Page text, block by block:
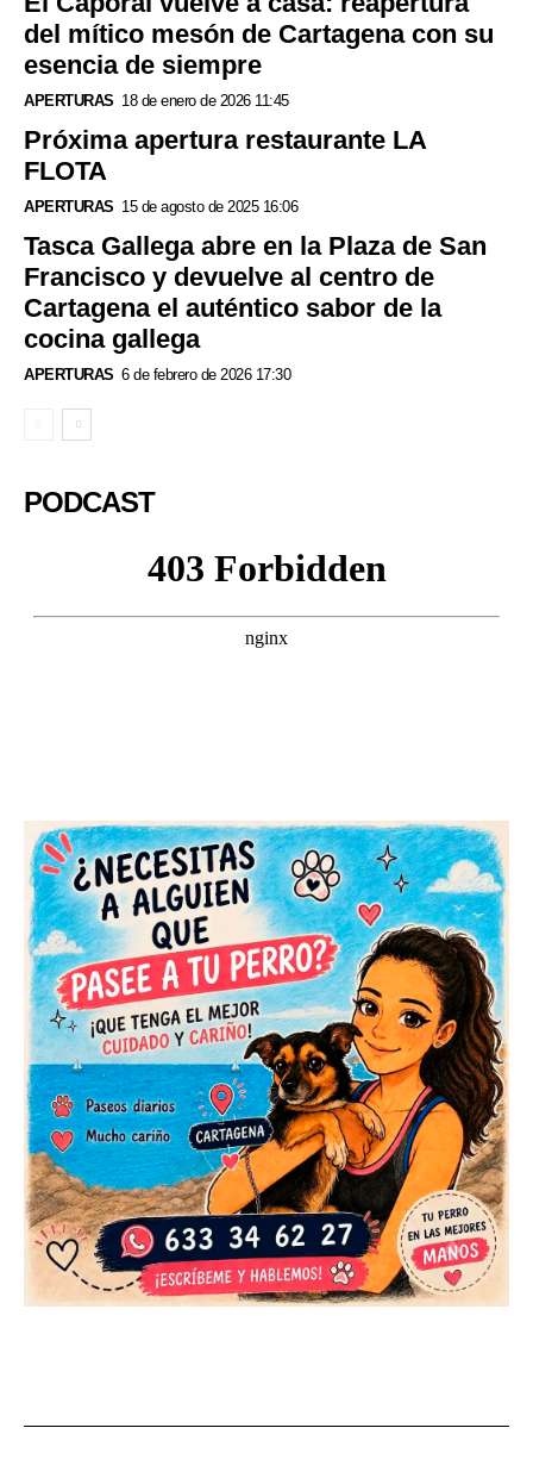
del mítico mesón de Cartagena con su
esencia de siempre
APERTURAS 18 de enero de 2026 11:45
Próxima apertura restaurante LA
FLOTA
APERTURAS 15 de agosto de 2025 16:06
Tasca Gallega abre en la Plaza de San
Francisco y devuelve al centro de
Cartagena el auténtico sabor de la
cocina gallega
APERTURAS 6 de febrero de 2026 17:30
PODCAST